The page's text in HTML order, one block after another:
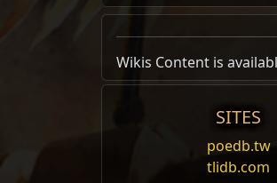
Грядущее
Wikis Content is
SITES
poedb.tw
tlidb.com